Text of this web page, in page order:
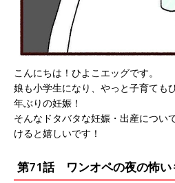
こんにちは！ひよこエッグです。
娘も小学生になり、やっと子育ても
年ぶりの妊娠！
そんなドタバタな妊娠・出産につい
けると嬉しいです！
第71話 ワンオペの夜の怖い